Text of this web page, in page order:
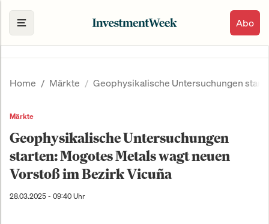
Abo
Home Märkte Geophysikalische Untersuchungen
Märkte
Geophysikalische Untersuchungen
starten: Mogotes Metals wagt neuen
Vorstoß im Bezirk Vicuña
28.03.2025 - 09:40 Uhr